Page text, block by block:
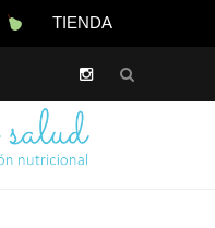
TIENDA